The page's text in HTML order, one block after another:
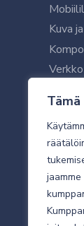
Kuva
Verkko